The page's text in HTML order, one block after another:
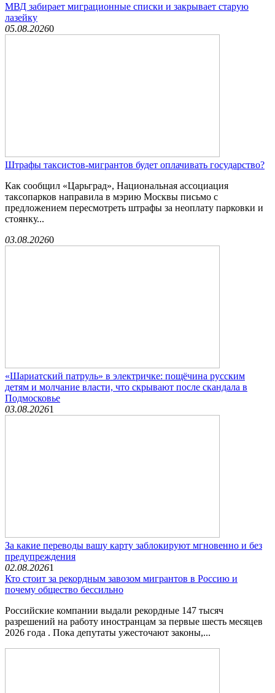
МВД забирает миграционные списки и закрывает старую
лазейку
05.08.20260
Штрафы таксистов-мигрантов будет оплачивать государство?
Как сообщил «Царьград», Национальная ассоциация
таксопарков направила в мэрию Москвы письмо с
предложением пересмотреть штрафы за неоплату парковки и
стоянку...
03.08.20260
«Шариатский патруль» в электричке: пощёчина русским
детям и молчание власти, что скрывают после скандала в
Подмосковье
03.08.20261
За какие переводы вашу карту заблокируют мгновенно и без
предупреждения
02.08.20261
Кто стоит за рекордным завозом мигрантов в Россию и
почему общество бессильно
Российские компании выдали рекордные 147 тысяч
разрешений на работу иностранцам за первые шесть месяцев
2026 года . Пока депутаты ужесточают законы,...